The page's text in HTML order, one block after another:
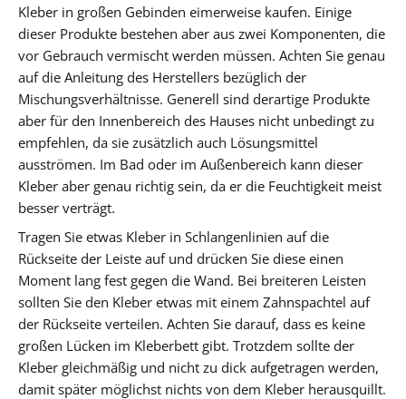
Kleber in großen Gebinden eimerweise kaufen. Einige
dieser Produkte bestehen aber aus zwei Komponenten, die
vor Gebrauch vermischt werden müssen. Achten Sie genau
auf die Anleitung des Herstellers bezüglich der
Mischungsverhältnisse. Generell sind derartige Produkte
aber für den Innenbereich des Hauses nicht unbedingt zu
empfehlen, da sie zusätzlich auch Lösungsmittel
ausströmen. Im Bad oder im Außenbereich kann dieser
Kleber aber genau richtig sein, da er die Feuchtigkeit meist
besser verträgt.
Tragen Sie etwas Kleber in Schlangenlinien auf die
Rückseite der Leiste auf und drücken Sie diese einen
Moment lang fest gegen die Wand. Bei breiteren Leisten
sollten Sie den Kleber etwas mit einem Zahnspachtel auf
der Rückseite verteilen. Achten Sie darauf, dass es keine
großen Lücken im Kleberbett gibt. Trotzdem sollte der
Kleber gleichmäßig und nicht zu dick aufgetragen werden,
damit später möglichst nichts von dem Kleber herausquillt.